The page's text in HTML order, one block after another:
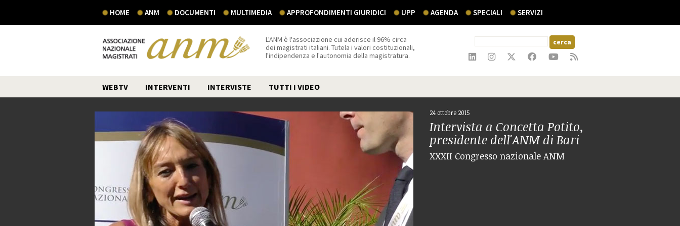
HOME ANM DOCUMENTI MULTIMEDIA APPROFONDIMENTI GIURIDICI UPP AGENDA SPECIALI SERVIZI
L'ANM è l'associazione cui aderisce il 96% circa
dei magistrati italiani. Tutela i valori costituzionali,
l'indipendenza e l'autonomia della magistratura.
WEBTV INTERVENTI INTERVISTE TUTTI I VIDEO
24 ottobre 2015
Intervista a Concetta Potito,
presidente dell'ANM di Bari
XXXII Congresso nazionale ANM